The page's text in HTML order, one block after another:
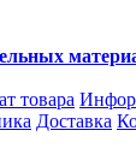
товара
Доставка